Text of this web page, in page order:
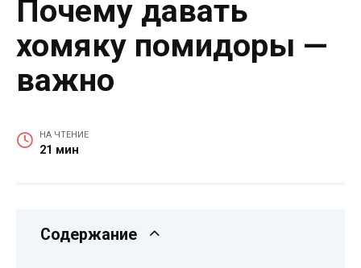
Почему давать
хомяку помидоры —
важно
НА ЧТЕНИЕ
21 мин
Содержание